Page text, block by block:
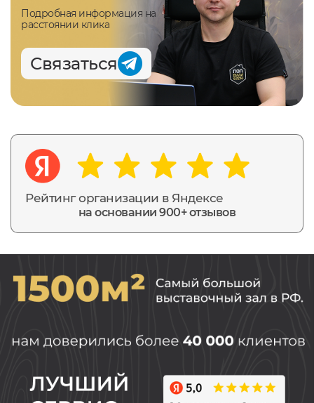
Рейтинг организации в Яндексе
на основании 900+ отзывов
Подробная информация на
расстоянии клика
Связаться